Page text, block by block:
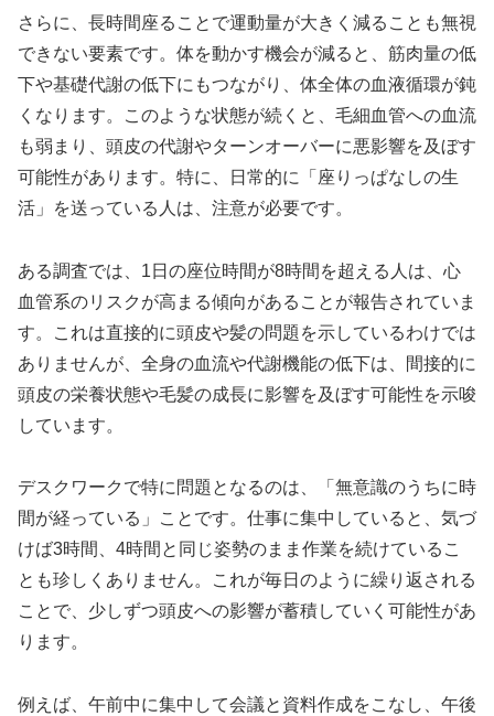
さらに、長時間座ることで運動量が大きく減ることも無視
できない要素です。体を動かす機会が減ると、筋肉量の低
下や基礎代謝の低下にもつながり、体全体の血液循環が鈍
くなります。このような状態が続くと、毛細血管への血流
も弱まり、頭皮の代謝やターンオーバーに悪影響を及ぼす
可能性があります。特に、日常的に「座りっぱなしの生
活」を送っている人は、注意が必要です。
ある調査では、1日の座位時間が8時間を超える人は、心
血管系のリスクが高まる傾向があることが報告されていま
す。これは直接的に頭皮や髪の問題を示しているわけでは
ありませんが、全身の血流や代謝機能の低下は、間接的に
頭皮の栄養状態や毛髪の成長に影響を及ぼす可能性を示唆
しています。
デスクワークで特に問題となるのは、「無意識のうちに時
間が経っている」ことです。仕事に集中していると、気づ
けば3時間、4時間と同じ姿勢のまま作業を続けているこ
とも珍しくありません。これが毎日のように繰り返される
ことで、少しずつ頭皮への影響が蓄積していく可能性があ
ります。
例えば、午前中に集中して会議と資料作成をこなし、午後